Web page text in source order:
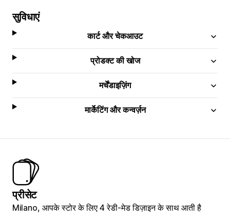
सुविधाएं
कार्ट और चेकआउट
प्रोडक्ट की खोज
मर्चेंडाइज़िंग
मार्केटिंग और कन्वर्ज़न
प्रीसेट
Milano, आपके स्टोर के लिए 4 रेडी-मेड डिज़ाइन के साथ आती है